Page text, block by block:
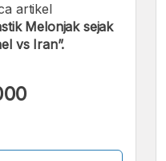
artikel
Melonjak sejak
vs Iran”.